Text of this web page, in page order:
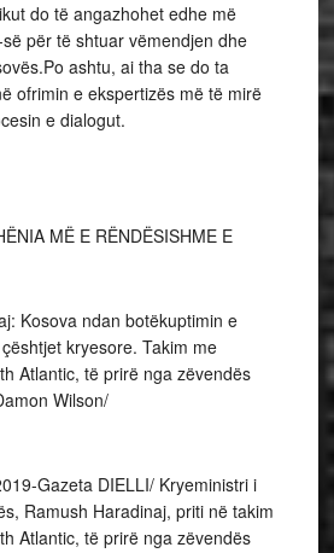
do të angazhohet edhe më
për të shtuar vëmendjen dhe
ashtu, ai tha se do ta
ofrimin e ekspertizës më të mirë
e dialogut.
MË E RËNDËSISHME E
Kosova ndan botëkuptimin e
kryesore. Takim me
Atlantic, të prirë nga zëvendës
Wilson/
Gazeta DIELLI/ Kryeministri i
Ramush Haradinaj, priti në takim
Atlantic, të prirë nga zëvendës